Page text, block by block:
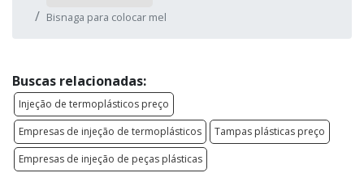
Bisnaga para colocar mel
Buscas relacionadas:
Injeção de termoplásticos preço
Empresas de injeção de termoplásticos
Tampas plásticas preço
Empresas de injeção de peças plásticas